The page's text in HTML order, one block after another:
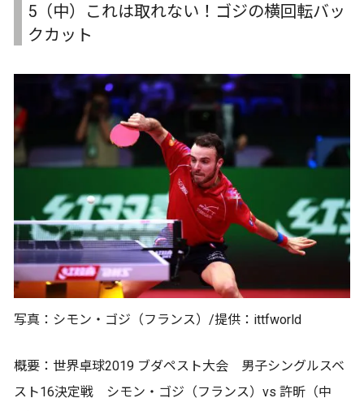
5（中）これは取れない！ゴジの横回転バッ
クカット
写真：シモン・ゴジ（フランス）/提供：ittfworld
概要：世界卓球2019 ブダペスト大会 男子シングルスベ
スト16決定戦 シモン・ゴジ（フランス）vs 許昕（中